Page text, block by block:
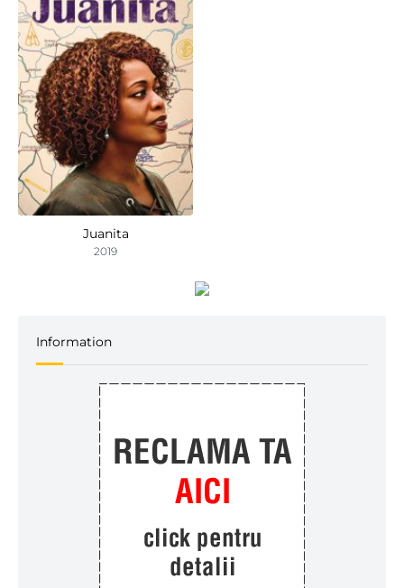
Juanita
2019
Information